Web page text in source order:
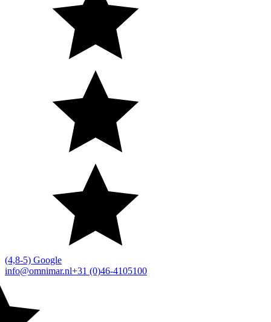
(4,8-5) Google
info@omnimar.nl+31 (0)46-4105100